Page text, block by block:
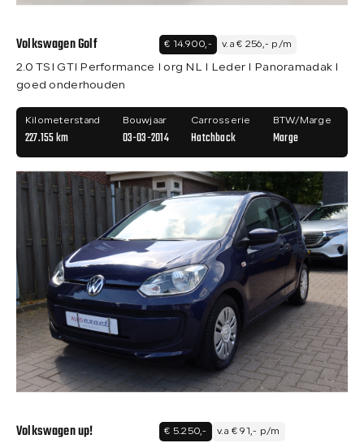
Volkswagen Golf € 14.900,- v.a € 256,- p/m
2.0 TSI GTI Performance I org NL I Leder I Panoramadak I
goed onderhouden
Kilometerstand
227.155 km
Bouwjaar
03-03-2014
Carrosserie
Hatchback
BTW/Marge
Marge
Volkswagen up! € 5.250,- v.a € 91,- p/m